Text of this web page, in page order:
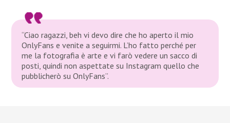
“Ciao ragazzi, beh vi devo dire che ho aperto il mio
OnlyFans e venite a seguirmi. L’ho fatto perché per
me la fotografia è arte e vi farò vedere un sacco di
posti, quindi non aspettate su Instagram quello che
pubblicherò su OnlyFans”.